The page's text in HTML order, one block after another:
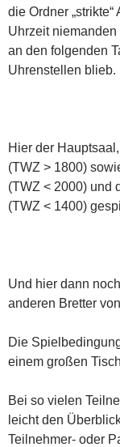
die Ordner
Uhrzeit
an den folgenden
Uhrenstellen blieb.
Hier der
(TWZ > 1800)
(TWZ < 2000) und
(TWZ < 1400)
Und hier dann
anderen Bretter
Die
einem großen
Bei so vielen
leicht den
Teilnehmer- oder